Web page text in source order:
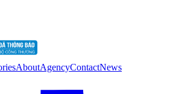
AboutAgencyContactNews